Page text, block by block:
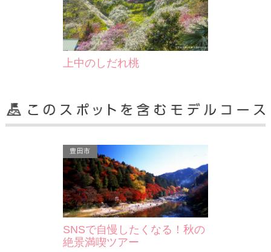
上中のしだれ桃
豊田市
SNSで自慢したくなる！秋の
絶景満喫ツアー